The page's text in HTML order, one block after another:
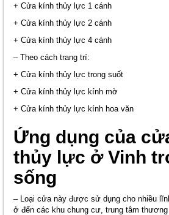
+ Cửa kính thủy lực 1 cánh
+ Cửa kính thủy lực 2 cánh
+ Cửa kính thủy lực 4 cánh
– Theo cách trang trí:
+ Cửa kính thủy lực trong suốt
+ Cửa kính thủy lực kính mờ
+ Cửa kính thủy lực kính hoa văn
Ứng dụng của
thủy lực ở Vinh
sống
– Loại cửa này được sử dụng cho nhiều
ở đến các khu chung cư, trung tâm